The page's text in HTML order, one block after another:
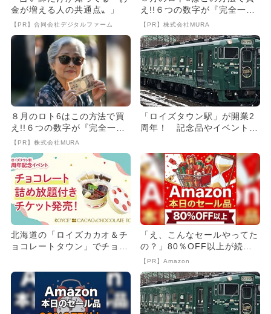
金が増える人の共通点〟」
【PR】合同会社デジタルファーム
え!!６つの数字が『完全一
致』する方法
【PR】株式会社MURA
８月のロト6はこの方法で買
え!!６つの数字が『完全一
致』する方法
【PR】株式会社MURA
「ロイズタウン駅」が開業2
周年！ 記念品やイベント限
北海道の「ロイズカカオ＆チ
ョコレートタウン」でチョコ
「え、こんなセールやってた
の？」80％OFF以上が続々
登場！Amazonの本気が...
【PR】Amazon